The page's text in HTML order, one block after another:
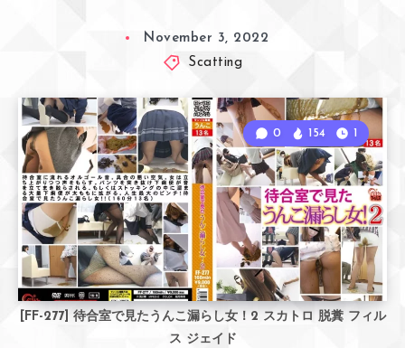
November 3, 2022
Scatting
[FF-277] 待合室で見たうんこ漏らし女！2 スカトロ 脱糞 フィル
ス ジェイド
0 154 1